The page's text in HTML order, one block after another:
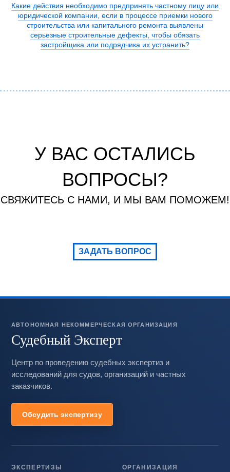
Какие действия необходимо предпринять частному лицу или
юридической компании, если в процессе приемки нового
строительства или капитального ремонта выявлены
серьезные строительные дефекты, чтобы обязать
застройщика или подрядчика их устранить?
У ВАС ОСТАЛИСЬ
ВОПРОСЫ?
СВЯЖИТЕСЬ С НАМИ, И МЫ ВАМ ПОМОЖЕМ!
ЗАДАТЬ ВОПРОС
АВТОНОМНАЯ НЕКОММЕРЧЕСКАЯ ОРГАНИЗАЦИЯ
Судебный Эксперт
Центр по проведению судебных экспертиз и
исследований для судов, организаций и частных
заказчиков.
Обсудить экспертизу
ЭКСПЕРТИЗЫ ОРГАНИЗАЦИЯ